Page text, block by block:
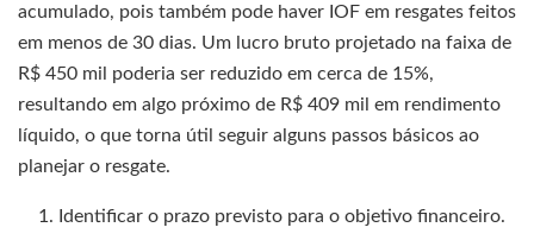
acumulado, pois também pode haver IOF em resgates feitos
em menos de 30 dias. Um lucro bruto projetado na faixa de
R$ 450 mil poderia ser reduzido em cerca de 15%,
resultando em algo próximo de R$ 409 mil em rendimento
líquido, o que torna útil seguir alguns passos básicos ao
planejar o resgate.
Identificar o prazo previsto para o objetivo financeiro.